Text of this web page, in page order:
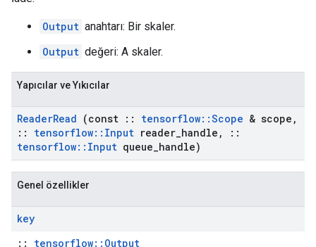
Output anahtarı: Bir skaler.
Output değeri: A skaler.
Yapıcılar ve Yıkıcılar
ReaderRead (const :: tensorflow::Scope & scope ,
::
tensorflow:: Input reader handle ,
::
tensorflow:: Input queue handle)
Genel özellikler
key
:: tensorflow::Output